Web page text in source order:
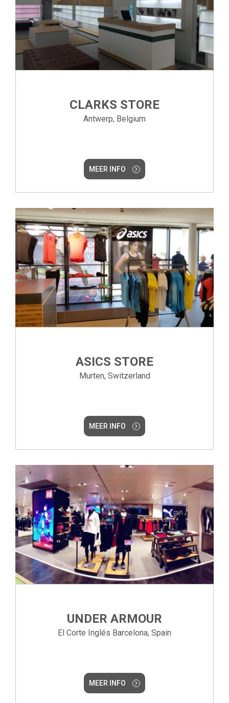
CLARKS STORE
Antwerp, Belgium
MEER INFO
ASICS STORE
Murten, Switzerland
MEER INFO
UNDER ARMOUR
El Corte Inglés Barcelona, Spain
MEER INFO